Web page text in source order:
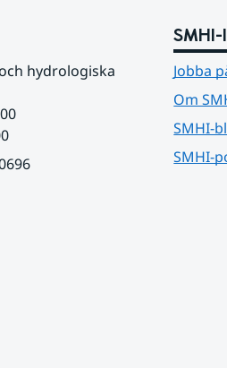
hydrologiska
Jobba
Om
SMHI-
SMHI-